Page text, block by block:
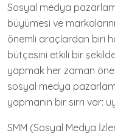
Sosyal medya
büyümesi ve
önemli araçlardan biri
bütçesini etkili bir
yapmak her zaman
sosyal medya
yapmanın bir sırrı var:
SMM (Sosyal Medya